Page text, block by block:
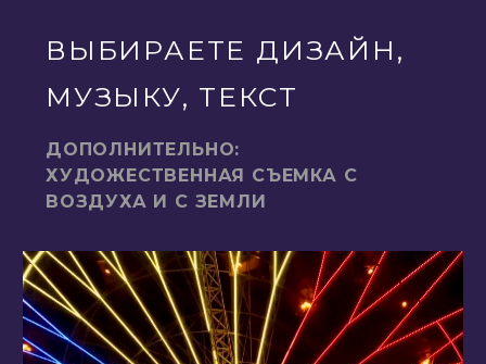
ВЫБИРАЕТЕ ДИЗАЙН,
МУЗЫКУ, ТЕКСТ
ДОПОЛНИТЕЛЬНО:
ХУДОЖЕСТВЕННАЯ СЪЕМКА С
ВОЗДУХА И С ЗЕМЛИ